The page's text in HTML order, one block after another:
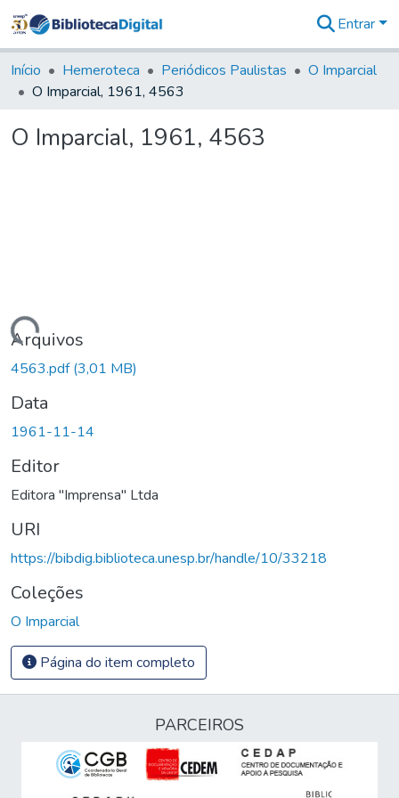
&
Coleções
Tudo na
Digital
Entrar
Início Hemeroteca Periódicos Paulistas
O Imparcial
O Imparcial, 1961, 4563
O Imparcial, 1961, 4563
Carregando...
Arquivos
4563.pdf(3,01 MB)
Data
1961-11-14
Editor
Editora "Imprensa" Ltda
URI
https://bibdig.biblioteca.unesp.br/handle/10/33218
Coleções
O Imparcial
Página do item completo
PARCEIROS